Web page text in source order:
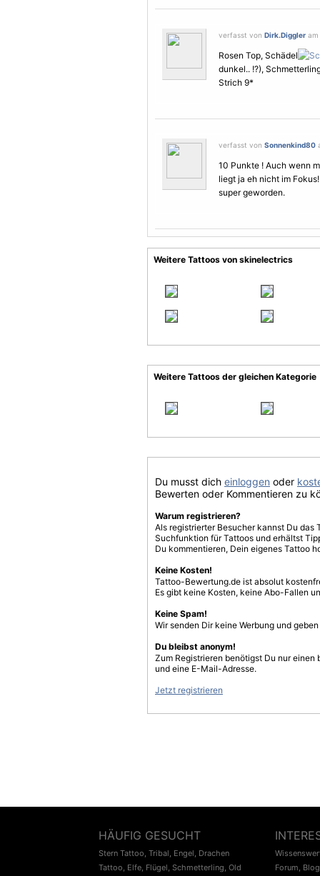
verfasst von Dirk.Diggler am
Rosen Top, Schädel
dunkel.. !?),
Strich 9*
verfasst von Sonnenkind80
10 Punkte ! Auch wenn
liegt ja eh nicht im
super geworden.
Weitere Tattoos von skinelectrics
Weitere Tattoos der gleichen Kategorie
Du musst dich einloggen oder
Bewerten oder Kommentieren zu
Warum registrieren?
Als registrierter Besucher kannst Du
Suchfunktion für Tattoos und erhältst
Du kommentieren, Dein eigenes Tattoo
Keine Kosten!
Tattoo-Bewertung.de ist absolut
Es gibt keine Kosten, keine Abo-Fallen
Keine Spam!
Wir senden Dir keine Werbung und
Du bleibst anonym!
Zum Registrieren benötigst Du nur einen
und eine E-Mail-Adresse.
Jetzt registrieren
HÄUFIG GESUCHT
Stern Tattoo, Tribal, Engel, Drachen
Tattoo, Elfe, Flügel, Schmetterling, Old
Forum, Blog